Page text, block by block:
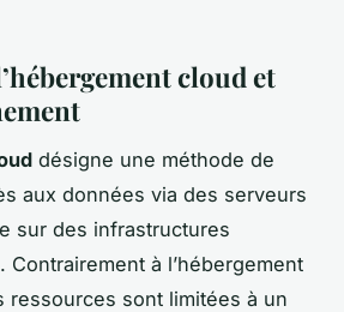
cloud et
désigne une méthode de
aux données via des serveurs
sur des infrastructures
Contrairement à l’hébergement
ressources sont limitées à un